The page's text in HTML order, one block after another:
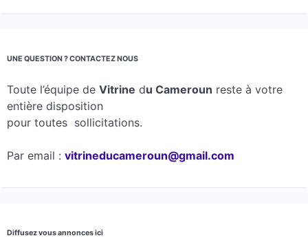
UNE QUESTION ? CONTACTEZ NOUS
Toute l’équipe de Vitrine du Cameroun reste à votre
entière disposition
pour toutes sollicitations.
Par email : vitrineducameroun@gmail.com
Diffusez vous annonces ici